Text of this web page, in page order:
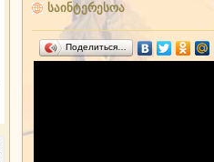
საინტერესოა
Поделиться…